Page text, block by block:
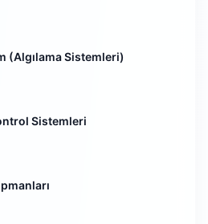
(Algılama Sistemleri)
Sistemleri